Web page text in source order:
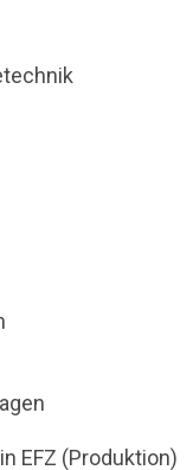
EFZ (Produktion)